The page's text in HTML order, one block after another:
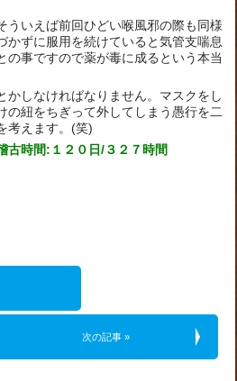
ういえば前回ひどい喉風邪の際も同様
かずに服用を続けていると気管支喘息
の事ですので薬が毒に成るという本当
かしなければなりません。マスクをし
の紐をちぎって外してしまう愚行を二
考えます。(笑)
古時間:１２０日/３２７時間
次の記事 »